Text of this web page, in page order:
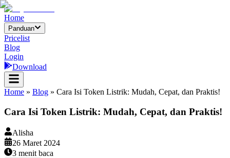
Home
Panduan
Pricelist
Blog
Login
Download
Home » Blog » Cara Isi Token Listrik: Mudah, Cepat, dan Praktis!
Cara Isi Token Listrik: Mudah, Cepat, dan Praktis!
Alisha
26 Maret 2024
3 menit baca